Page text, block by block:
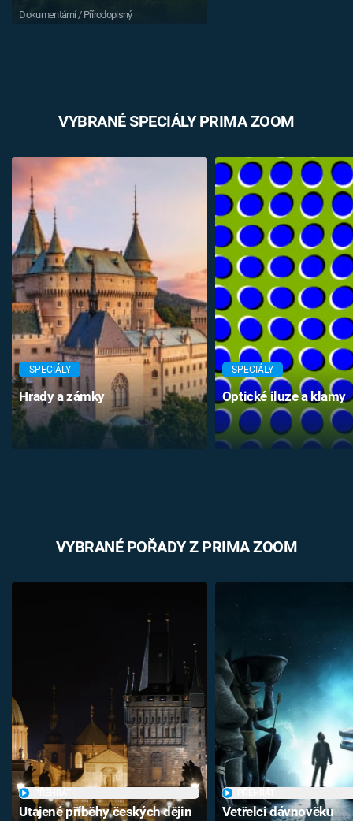
Dokumentární / Přírodopisný
VYBRANÉ SPECIÁLY PRIMA ZOOM
SPECIÁLY
Hrady a zámky
SPECIÁLY
Optické iluze a klamy
VYBRANÉ POŘADY Z PRIMA ZOOM
Utajené příběhy českých dějin Vetřelci dávnověku